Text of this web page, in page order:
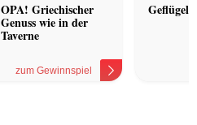
OPA! Griechischer
Genuss wie in der
Taverne
zum Gewinnspiel
Geflügel